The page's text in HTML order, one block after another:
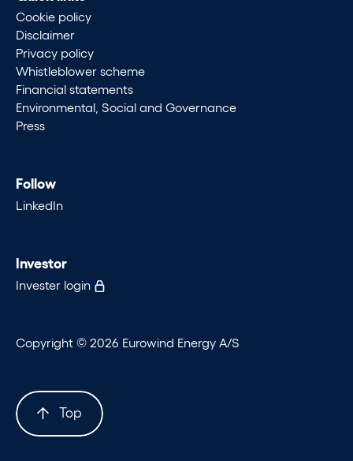
Cookie policy
Disclaimer
Privacy policy
Whistleblower scheme
Financial statements
Environmental, Social and Governance
Press
Follow
LinkedIn
Investor
Invester login
Copyright © 2026 Eurowind Energy A/S
Top